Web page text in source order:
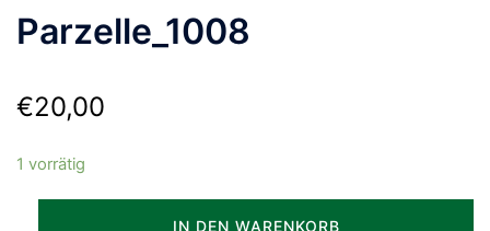
Parzelle_1008
€20,00
1 vorrätig
IN DEN WARENKORB